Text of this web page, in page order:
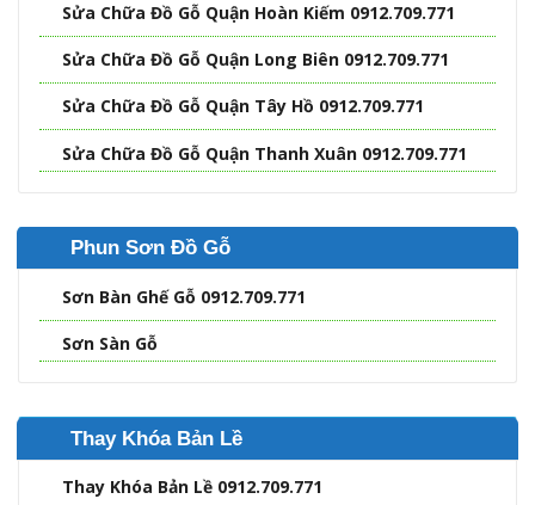
Sửa Chữa Đồ Gỗ Quận Hoàn Kiếm 0912.709.771
Sửa Chữa Đồ Gỗ Quận Long Biên 0912.709.771
Sửa Chữa Đồ Gỗ Quận Tây Hồ 0912.709.771
Sửa Chữa Đồ Gỗ Quận Thanh Xuân 0912.709.771
Phun Sơn Đồ Gỗ
Sơn Bàn Ghế Gỗ 0912.709.771
Sơn Sàn Gỗ
Thay Khóa Bản Lề
Thay Khóa Bản Lề 0912.709.771